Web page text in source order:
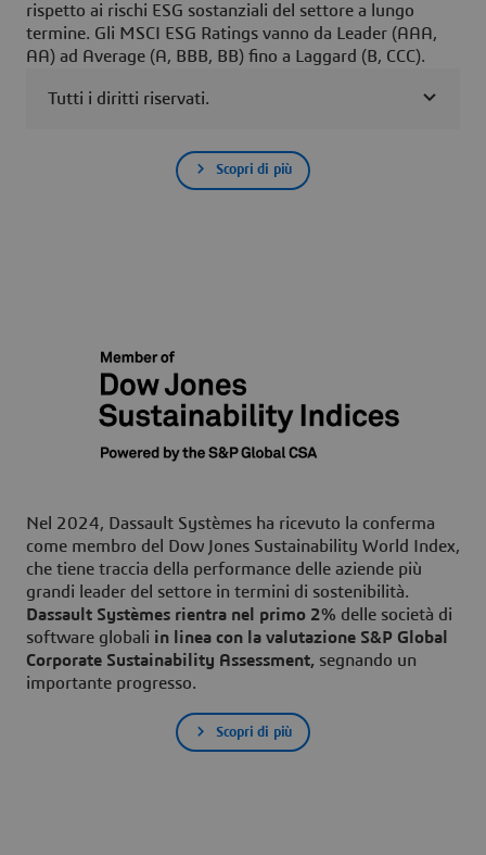
rispetto ai rischi ESG sostanziali del settore a lungo
termine. Gli MSCI ESG Ratings vanno da Leader (AAA,
AA) ad Average (A, BBB, BB) fino a Laggard (B, CCC).
Tutti i diritti riservati.
Scopri di più
Nel 2024, Dassault Systèmes ha ricevuto la conferma
come membro del Dow Jones Sustainability World Index,
che tiene traccia della performance delle aziende più
grandi leader del settore in termini di sostenibilità.
Dassault Systèmes rientra nel primo 2% delle società di
software globali in linea con la valutazione S&P Global
Corporate Sustainability Assessment, segnando un
importante progresso.
Scopri di più